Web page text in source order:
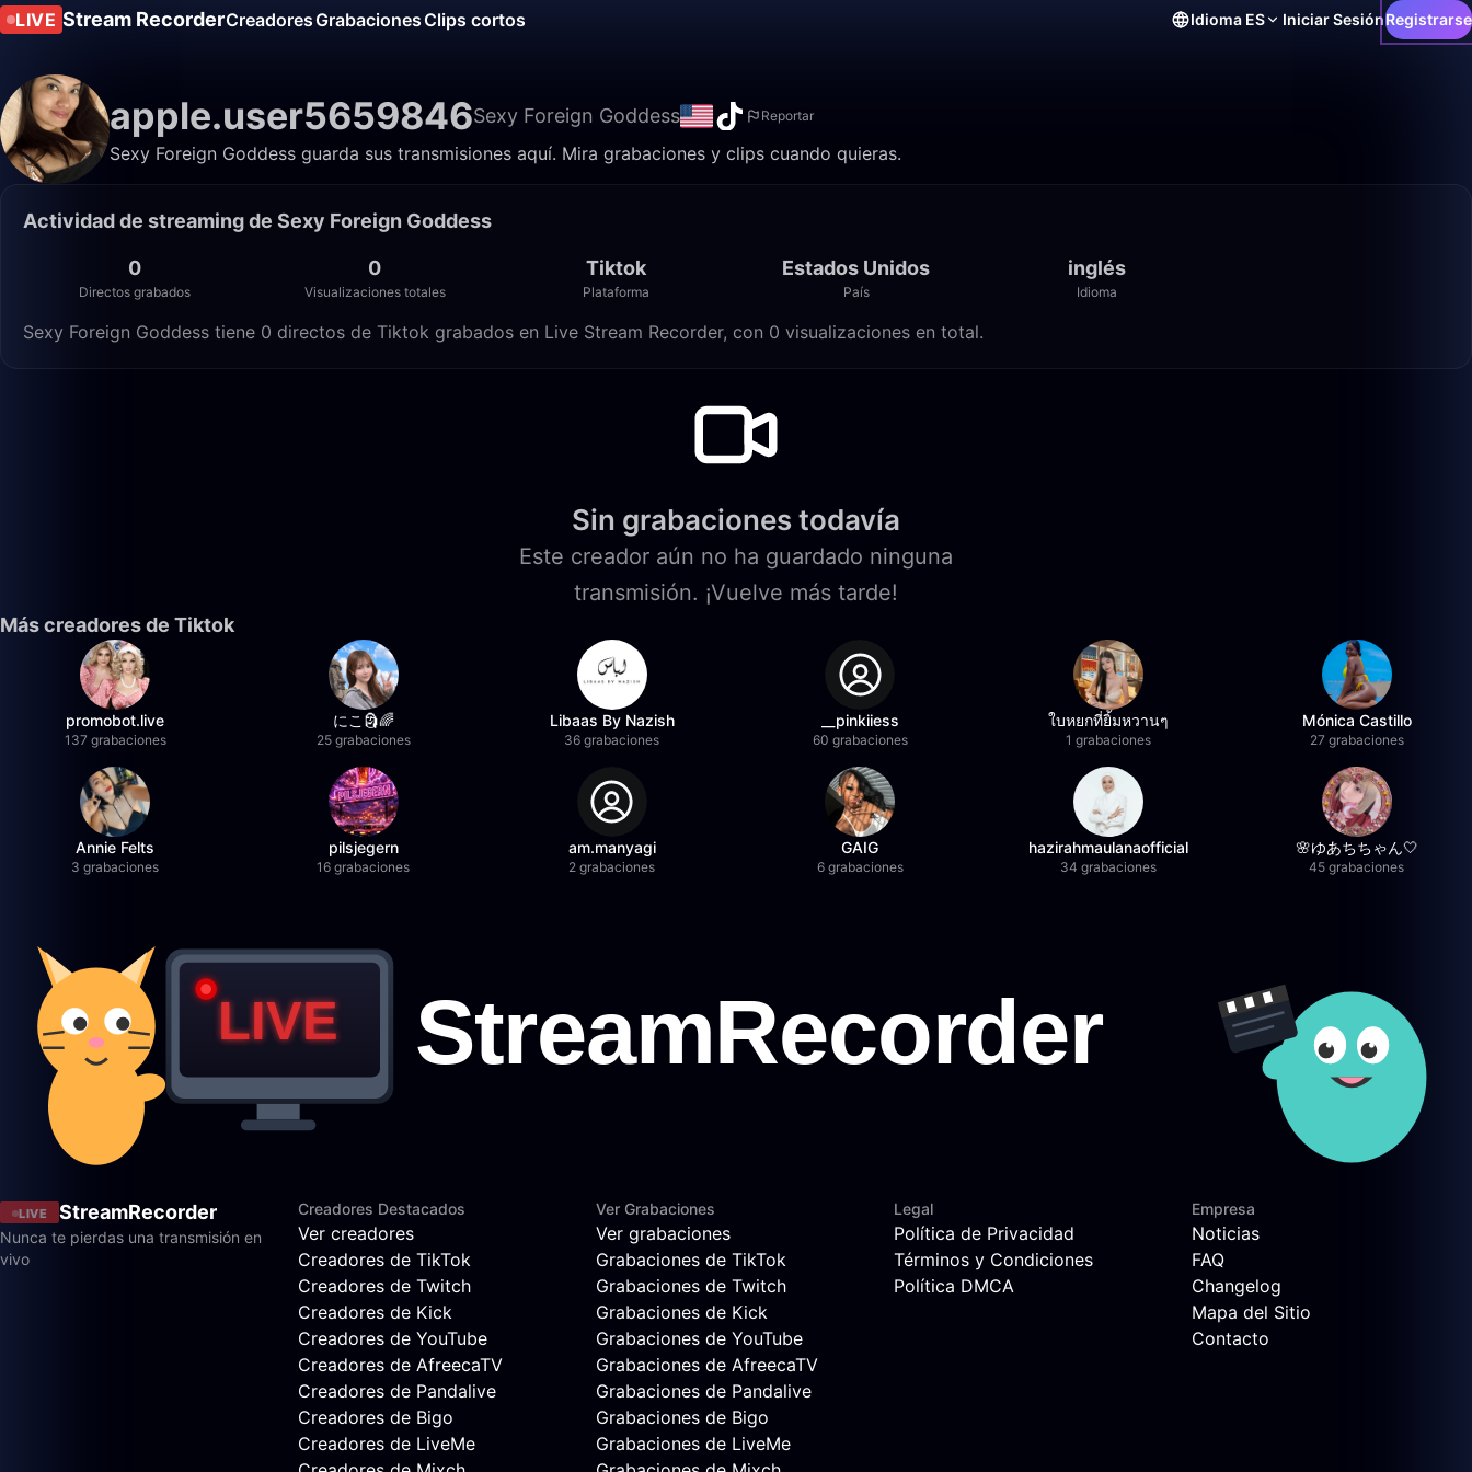
LIVE Stream RecorderCreadoresGrabacionesClips cortos Idioma ES Iniciar SesiónRegistrarse
apple.user5659846Sexy Foreign Goddess Reportar
Sexy Foreign Goddess guarda sus transmisiones aquí. Mira grabaciones y clips cuando quieras.
Actividad de streaming de Sexy Foreign Goddess
0
Directos grabados
0
Visualizaciones totales
Tiktok
Plataforma
Estados Unidos
País
inglés
Idioma
Sexy Foreign Goddess tiene 0 directos de Tiktok grabados en Live Stream Recorder, con 0 visualizaciones en total.
Sin grabaciones todavía
Este creador aún no ha guardado ninguna
transmisión. ¡Vuelve más tarde!
Más creadores de Tiktok
promobot.live
137 grabaciones
にこ🗿🌈
25 grabaciones
Libaas By Nazish
36 grabaciones
__pinkiiess
60 grabaciones
ใบหยกที่ยิ้มหวานๆ
1 grabaciones
Mónica Castillo
27 grabaciones
Annie Felts
3 grabaciones
pilsjegern
16 grabaciones
am.manyagi
2 grabaciones
GAIG
6 grabaciones
hazirahmaulanaofficial
34 grabaciones
🌸ゆあちちゃん🤍
45 grabaciones
LIVE StreamRecorder
Nunca te pierdas una transmisión en
vivo
Creadores Destacados
Ver creadores
Creadores de TikTok
Creadores de Twitch
Creadores de Kick
Creadores de YouTube
Creadores de AfreecaTV
Creadores de Pandalive
Creadores de Bigo
Creadores de LiveMe
Ver Grabaciones
Ver grabaciones
Grabaciones de TikTok
Grabaciones de Twitch
Grabaciones de Kick
Grabaciones de YouTube
Grabaciones de AfreecaTV
Grabaciones de Pandalive
Grabaciones de Bigo
Grabaciones de LiveMe
Legal
Política de Privacidad
Términos y Condiciones
Política DMCA
Empresa
Noticias
FAQ
Changelog
Mapa del Sitio
Contacto